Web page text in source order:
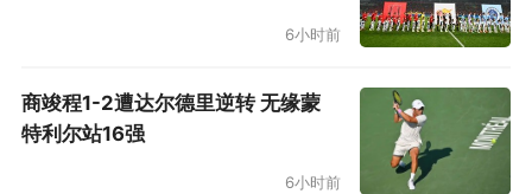
6小时前
商竣程1-2遭达尔德里逆转 无缘蒙
特利尔站16强
6小时前